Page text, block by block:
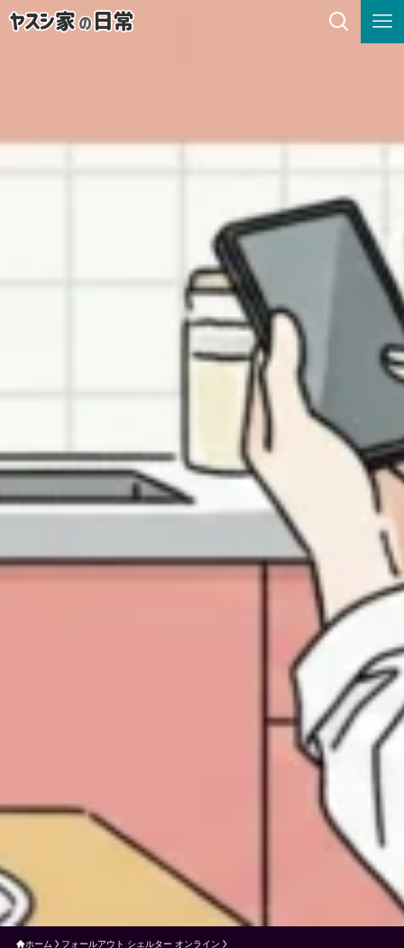
ホーム フォールアウト シェルター オンライン